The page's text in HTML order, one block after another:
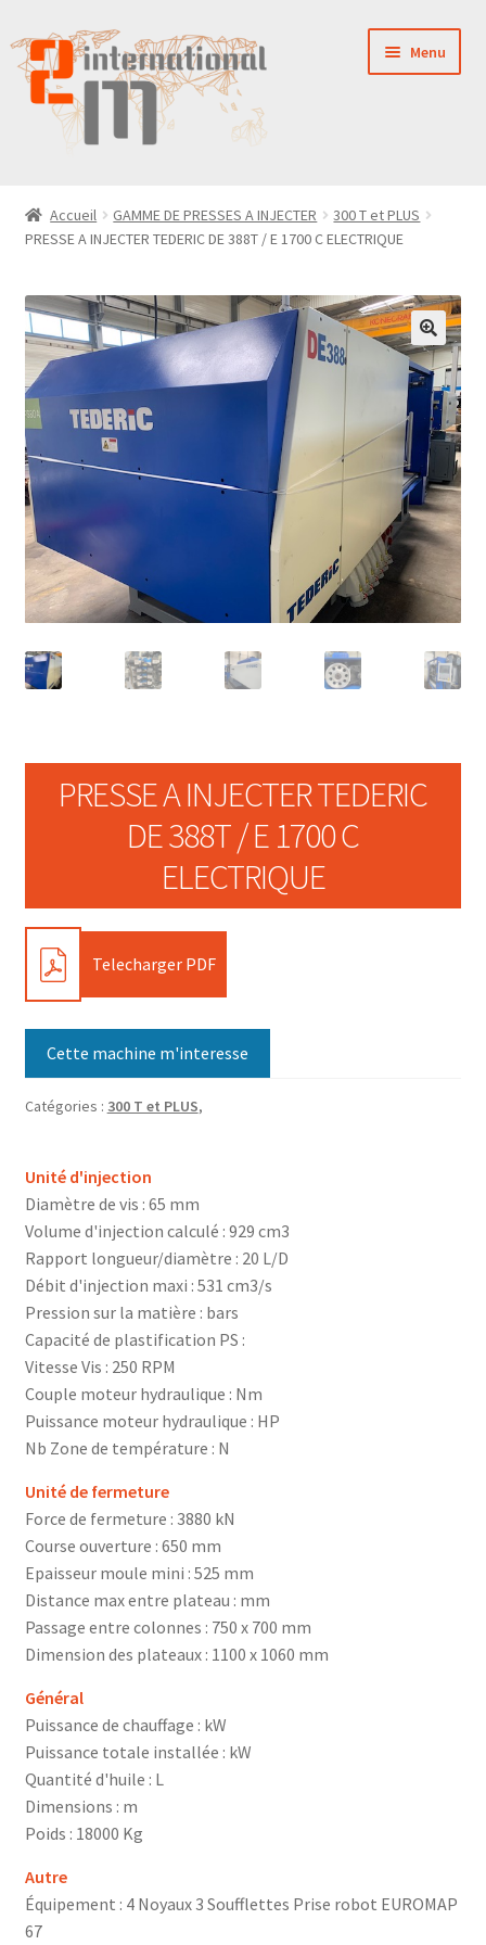
Aller
à
la
navigation
Aller
au
contenu
Menu
NOUVEAUTÉS
VENTES
PIÈCES DÉTACHÉES
CONTACT
Accueil GAMME DE PRESSES A INJECTER
300 T et PLUS
PRESSE A INJECTER TEDERIC DE 388T / E 1700 C ELECTRIQUE
PRESSE A INJECTER TEDERIC
DE 388T / E 1700 C
ELECTRIQUE
PDF Telecharger PDF
Cette machine m'interesse
Catégories : 300 T et PLUS,
Unité d'injection
Diamètre de vis : 65 mm
Volume d'injection calculé : 929 cm3
Rapport longueur/diamètre : 20 L/D
Débit d'injection maxi : 531 cm3/s
Pression sur la matière : bars
Capacité de plastification PS :
Vitesse Vis : 250 RPM
Couple moteur hydraulique : Nm
Puissance moteur hydraulique : HP
Nb Zone de température : N
Unité de fermeture
Force de fermeture : 3880 kN
Course ouverture : 650 mm
Epaisseur moule mini : 525 mm
Distance max entre plateau : mm
Passage entre colonnes : 750 x 700 mm
Dimension des plateaux : 1100 x 1060 mm
Général
Puissance de chauffage : kW
Puissance totale installée : kW
Quantité d'huile : L
Dimensions : m
Poids : 18000 Kg
Autre
Équipement : 4 Noyaux 3 Soufflettes Prise robot EUROMAP
67